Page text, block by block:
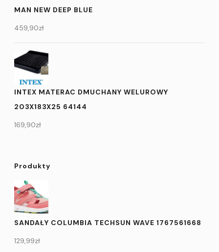
MAN NEW DEEP BLUE
459,90zł
INTEX MATERAC DMUCHANY WELUROWY
203X183X25 64144
169,90zł
Produkty
SANDAŁY COLUMBIA TECHSUN WAVE 1767561668
129,99zł